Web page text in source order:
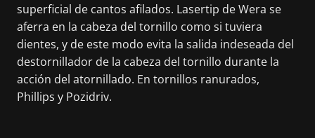
superficial de cantos afilados. Lasertip de Wera se
aferra en la cabeza del tornillo como si tuviera
dientes, y de este modo evita la salida indeseada del
destornillador de la cabeza del tornillo durante la
acción del atornillado. En tornillos ranurados,
Phillips y Pozidriv.